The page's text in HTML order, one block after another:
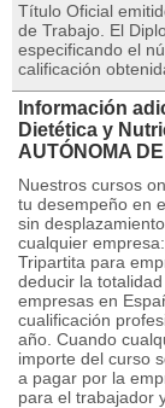
Título Oficial
de Trabajo. El
especificando el
calificación
Información
Dietética y
AUTÓNOMA
Nuestros cursos
tu desempeño en
sin
cualquier
Tripartita para
deducir la
empresas en
cualificación
año. Cuando
importe del curso
a pagar por la
para el trabajador